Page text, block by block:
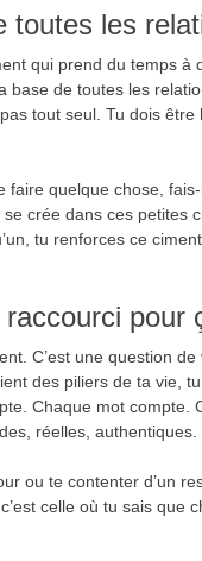
toutes les
qui prend du temps
base de toutes les
tout seul. Tu dois
quelque chose,
crée dans ces petites
tu renforces ce
raccourci pour
C’est une question
des piliers de ta vie,
Chaque mot compte.
réelles, authentiques.
ou te contenter d’un
celle où tu sais que